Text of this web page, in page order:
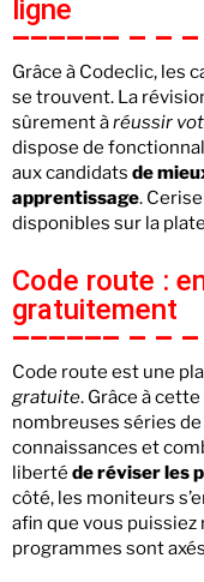
ligne
Grâce à Codeclic, les
se trouvent. La
sûrement àréussir
dispose de
aux candidats de
apprentissage.
disponibles sur la
Code route :
gratuitement
Code route est une
gratuite. Grâce à
nombreuses séries
connaissances et
liberté de réviser les
côté, les moniteurs
afin que vous puissiez
programmes sont